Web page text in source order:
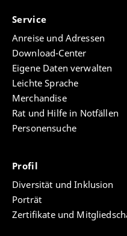
do experts disagree?
explanations.
doi.org/10.1016/
Service
Anreise und Adressen
Download-Center
Eigene Daten verwalten
Leichte Sprache
Merchandise
Rat und Hilfe in Notfällen
Personensuche
Profil
Diversität und Inklusion
Porträt
Zertifikate und